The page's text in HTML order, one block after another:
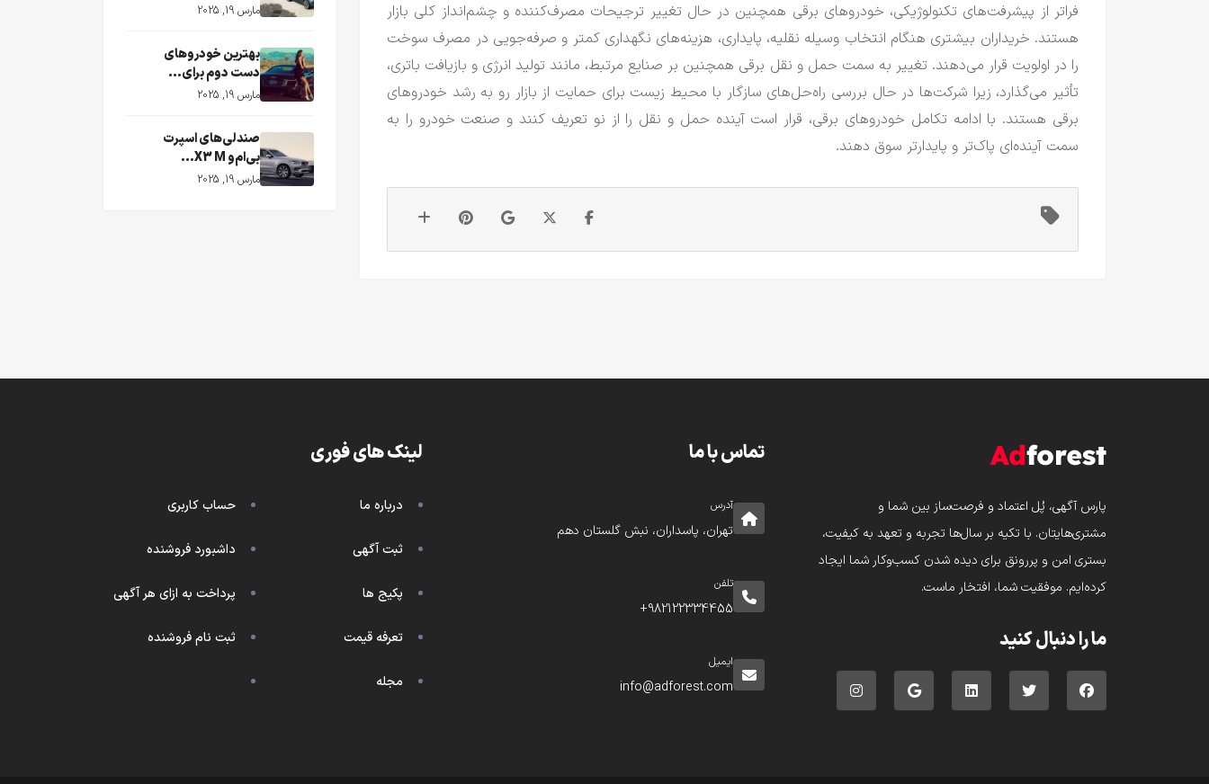
فراتر از پیشرفت‌های تکنولوژیکی، خودروهای برقی همچنین در حال تغییر ترجیحات مصرف‌کننده و چشم‌انداز کلی بازار
هستند. خریداران بیشتری هنگام انتخاب وسیله نقلیه، پایداری، هزینه‌های نگهداری کمتر و صرفه‌جویی در مصرف سوخت
را در اولویت قرار می‌دهند. تغییر به سمت حمل و نقل برقی همچنین بر صنایع مرتبط، مانند تولید انرژی و بازیافت باتری،
تأثیر می‌گذارد، زیرا شرکت‌ها در حال بررسی راه‌حل‌های سازگار با محیط زیست برای حمایت از بازار رو به رشد خودروهای
برقی هستند. با ادامه تکامل خودروهای برقی، قرار است آینده حمل و نقل را از نو تعریف کنند و صنعت خودرو را به
سمت آینده‌ای پاک‌تر و پایدارتر سوق دهند.
مارس 19, 2025
بهترین خودروهای
دست دوم برای...
مارس 19, 2025
صندلی‌های اسپرت
بی‌ام‌و X3 M...
مارس 19, 2025
پارس‌ آگهی، پُل اعتماد و فرصت‌ساز بین شما و
مشتری‌هایتان. با تکیه بر سال‌ها تجربه و تعهد به کیفیت،
بستری امن و پررونق برای دیده شدن کسب‌وکار شما ایجاد
کرده‌ایم. موفقیت شما، افتخار ماست.
ما را دنبال کنید
تماس با ما
آدرس
تهران، پاسداران، نبش گلستان دهم
تلفن
982122334455+
ایمیل
info@adforest.com
لینک های فوری
درباره ما
ثبت آگهی
پکیج ها
تعرفه قیمت
مجله
حساب کاربری
داشبورد فروشنده
پرداخت به ازای هر آگهی
ثبت نام فروشنده